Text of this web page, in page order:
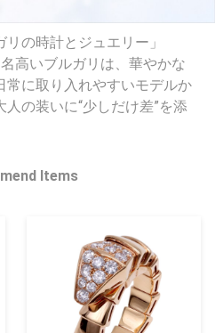
リの時計とジュエリー」
高いブルガリは、華やかな
常に取り入れやすいモデルか
の装いに“少しだけ差”を添
Items